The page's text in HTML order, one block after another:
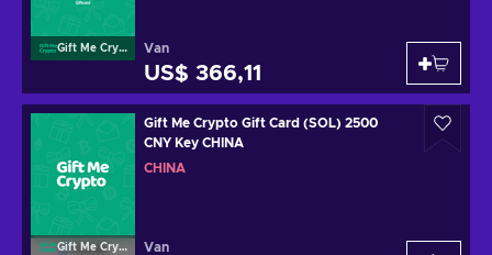
Gift Me Crypto Van
US$ 366,11
Gift Me Crypto
Gift Me Crypto Gift Card (SOL) 2500
CNY Key CHINA
CHINA
Van